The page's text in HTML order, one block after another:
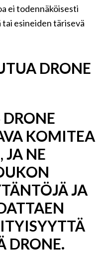
ei todennäköisesti
esineiden tärisevä
DRONE
KOMITEA
JA NE
JA
DRONE.